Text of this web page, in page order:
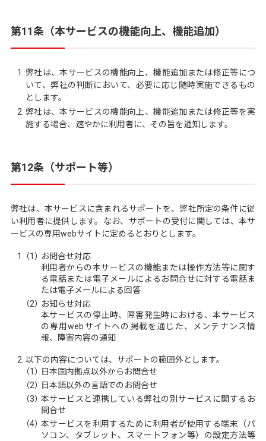
第11条（本サービスの機能向上、機能追加）
弊社は、本サービスの機能向上、機能追加または修正等につ
いて、弊社の判断において、必要に応じ随時実施できるもの
とします。
弊社は、本サービスの機能向上、機能追加または修正等を実
施する場合、速やかに利用者に、その旨を通知します。
第12条（サポート等）
弊社は、本サービスに含まれるサポートを、弊社所定の条件に従
い利用者に提供します。なお、サポートの受付に関しては、本サ
ービスの専用webサイトに定めるとおりとします。
（1）お問合せ対応
利用者からの本サービスの機能または操作方法等に関す
る電話または電子メールによるお問合せに対する電話ま
たは電子メールによる回答
（2）お知らせ対応
本サービスの停止時、障害発生時における、本サービス
の専用webサイトへの掲載を通じた、メンテナンス情
報、障害内容の通知
以下の内容については、サポートの範囲外とします。
（1） 日本国内拠点以外からお問合せ
（2） 日本語以外の言語でのお問合せ
（3）本サービスと連携している弊社の別サービスに関するお
問合せ
（4）本サービスを利用するために利用者が使用する端末（パ
ソコン、タブレット、スマートフォン等）の設定方法等